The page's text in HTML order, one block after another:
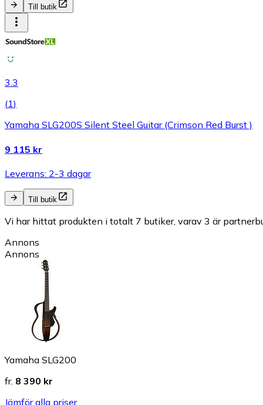
Till butik
3.3
(1)
Yamaha SLG200S Silent Steel Guitar (Crimson Red Burst )
9 115 kr
Leverans: 2-3 dagar
Till butik
Vi har hittat produkten i totalt 7 butiker, varav 3 är
Annons
Annons
Yamaha SLG200
fr. 8 390 kr
Jämför alla priser